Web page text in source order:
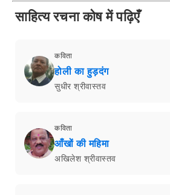
साहित्य रचना कोष में पढ़िएँ
कविता
होली का हुड़दंग
सुधीर श्रीवास्तव
कविता
आँखों की महिमा
अखिलेश श्रीवास्तव